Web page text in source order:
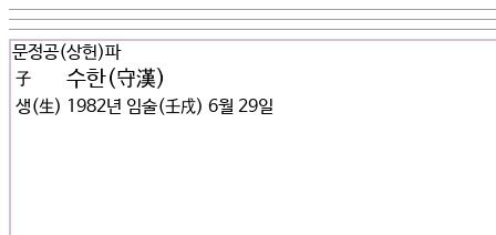
문정공(상헌)파
子
수한(守漢)
생(生) 1982년 임술(壬戌) 6월 29일